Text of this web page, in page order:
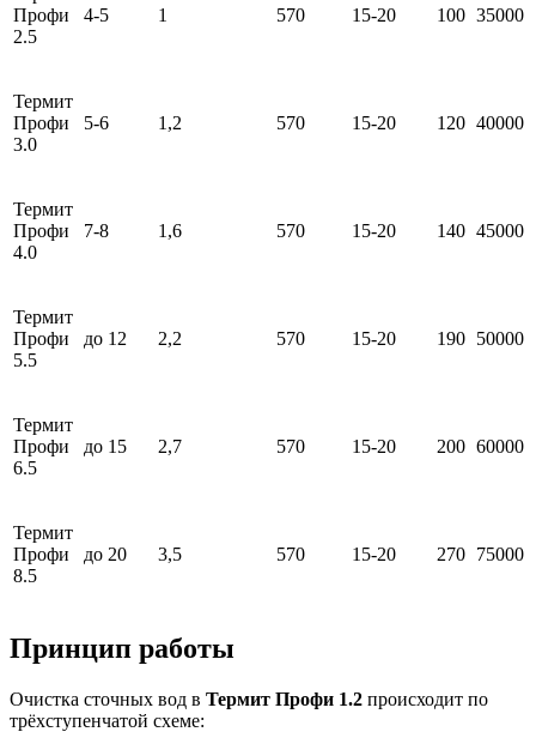
Профи
2.5
4-5 1 570 15-20 100 35000
Термит
Профи
3.0
5-6 1,2 570 15-20 120 40000
Термит
Профи
4.0
7-8 1,6 570 15-20 140 45000
Термит
Профи
5.5
до 12 2,2 570 15-20 190 50000
Термит
Профи
6.5
до 15 2,7 570 15-20 200 60000
Термит
Профи
8.5
до 20 3,5 570 15-20 270 75000
Принцип работы
Очистка сточных вод в Термит Профи 1.2 происходит по
трёхступенчатой схеме: